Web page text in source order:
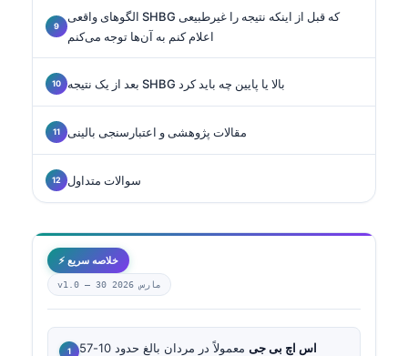
الگوهای واقعی SHBG که قبل از اینکه نتیجه را غیرطبیعی
اعلام کنم به آن‌ها توجه می‌کنم
بعد از یک نتیجه SHBG بالا یا پایین چه باید کرد
مقالات پژوهشی و اعتبارسنجی بالینی
سوالات متداول
⚡ خلاصه سریع
v1.0 — 30 مارس 2026
اس اچ بی جی
معمولاً در مردان بالغ حدود 10-57